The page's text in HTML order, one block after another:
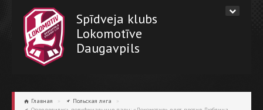
Spīdveja klubs
Lokomotīve
Daugavpils
Главная » Польская лига
»